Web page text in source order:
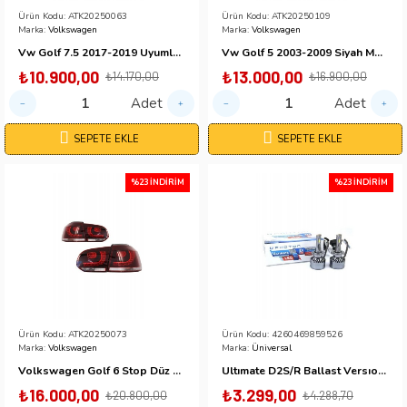
Ürün Kodu: ATK20250063
Marka: Volkswagen
Vw Golf 7.5 2017-2019 Uyumlu Kırmızı Kayar Sinyali Ledli Arka Stop Lambası
₺10.900,00 ₺14.170,00
Adet
SEPETE EKLE
Ürün Kodu: ATK20250109
Marka: Volkswagen
Vw Golf 5 2003-2009 Siyah Mercekli R32 Ön Far Lambası
₺13.000,00 ₺16.900,00
Adet
SEPETE EKLE
%23 İNDIRIM
Ürün Kodu: ATK20250073
Marka: Volkswagen
Volkswagen Golf 6 Stop Düz Sinyal Gülen Yüz Stop 2009-2012
₺16.000,00 ₺20.800,00
%23 İNDIRIM
Ürün Kodu: 4260469859526
Marka: Üniversal
Ultımate D2S/R Ballast Versıon Led Ul2342
₺3.299,00 ₺4.288,70